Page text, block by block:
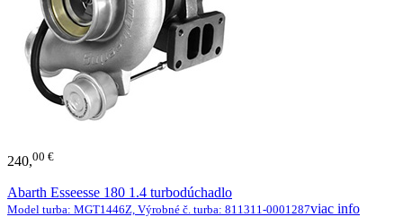
240,00 €
Abarth Esseesse 180 1.4 turbodúchadlo
Model turba: MGT1446Z, Výrobné č. turba: 811311-0001287viac info